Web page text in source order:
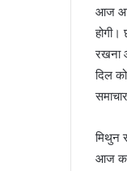
आज
रखना
दिल
मिथुन
आज का